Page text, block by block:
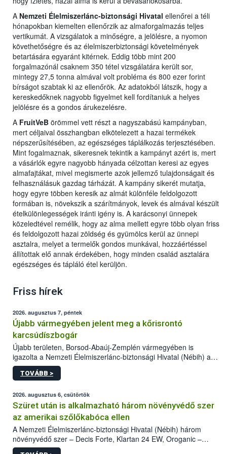
A Nemzeti Élelmiszerlánc-biztonsági Hivatal ellenőrei a téli
hónapokban kiemelten ellenőrzik az almaforgalmazás teljes
vertikumát. A vizsgálatok a minőségre, a jelölésre, a nyomon
követhetőségre és az élelmiszerbiztonsági követelmények
betartására egyaránt kitérnek. Eddig több mint 200
forgalmazónál csaknem 350 tétel vizsgálatára került sor,
mintegy 27,5 tonna almával volt probléma és 800 ezer forint
bírságot szabtak ki az ellenőrök. Az adatokból látszik, hogy a
kereskedőknek nagyobb figyelmet kell fordítaniuk a helyes
jelölésre és a gondos árukezelésre.
A FruitVeB örömmel vett részt a nagyszabású kampányban,
mert céljaival összhangban elkötelezett a hazai termékek
népszerűsítésében, az egészséges táplálkozás terjesztésében.
Mint fogalmaznak, sikeresnek tekintik a kampányt azért is, mert
a vásárlók egyre nagyobb hányada célzottan keresi az egyes
almafajtákat, mivel megismerte azok jellemző tulajdonságait és
felhasználásuk gazdag tárházát. A kampány sikerét mutatja,
hogy egyre többen keresik az almát különféle feldolgozott
formában is, növekszik a szárítmányok, levek és almával készült
ételkülönlegességek iránti igény is. A karácsonyi ünnepek
közeledtével remélik, hogy az alma mellett egyre több olyan friss
és feldolgozott hazai zöldség és gyümölcs kerül az ünnepi
asztalra, melyet a termelők gondos munkával, hozzáértéssel
állítottak elő annak érdekében, hogy minden család asztalára
egészséges és tápláló étel kerüljön.
Friss hírek
2026. augusztus 7, péntek
Újabb vármegyében jelent meg a kőrisrontó
karcsúdíszbogár
Újabb területen, Borsod-Abaúj-Zemplén vármegyében is
igazolta a Nemzeti Élelmiszerlánc-biztonsági Hivatal (Nébih) a
kőrisrontó karcsúdíszbogár (Agrilus planipennis) jelenlétét. A
kártevőt nem csak színcsapdában találták meg, de már fertőzött
az intenzív felderítést, emellett az intézkedéseket a szlovák
hatósággal is összehangolják a terjedés megállítása érdekében.
TOVÁBB >
2026. augusztus 6, csütörtök
Szüret után is alkalmazható három növényvédő szer
az amerikai szőlőkabóca ellen
A Nemzeti Élelmiszerlánc-biztonsági Hivatal (Nébih) három
növényvédő szer – Decis Forte, Klartan 24 EW, Oroganic –
engedélyokiratát módosította, így azok a szüretet követően,